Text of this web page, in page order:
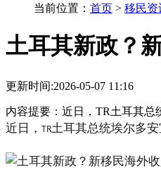
当前位置： 首页 > 移民资
土耳其新政？
更新时间:2026-05-07
内容提要：近日，TR土耳其总
近日， TR土耳其总统埃尔多